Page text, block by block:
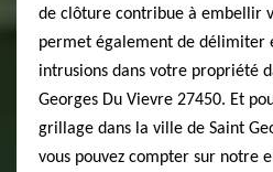
de clôture contribue à embellir
permet également de délimiter
intrusions dans votre propriété
Georges Du Vievre 27450. Et
grillage dans la ville de Saint
vous pouvez compter sur notre